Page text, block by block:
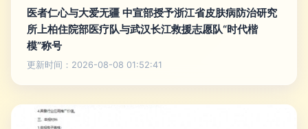
医者仁心与大爱无疆 中宣部授予浙江省皮肤病防治研究
所上柏住院部医疗队与武汉长江救援志愿队“时代楷
模”称号
更新时间：2026-08-08 01:52:41